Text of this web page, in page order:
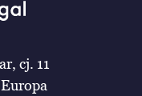
cj. 11